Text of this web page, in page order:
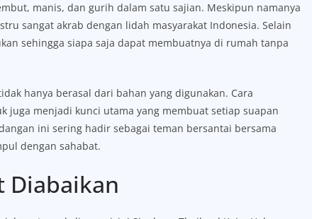
manis, dan gurih dalam satu sajian. Meskipun namanya
sangat akrab dengan lidah masyarakat Indonesia. Selain
sehingga siapa saja dapat membuatnya di rumah tanpa
hanya berasal dari bahan yang digunakan. Cara
juga menjadi kunci utama yang membuat setiap suapan
ini sering hadir sebagai teman bersantai bersama
dengan sahabat.
Diabaikan